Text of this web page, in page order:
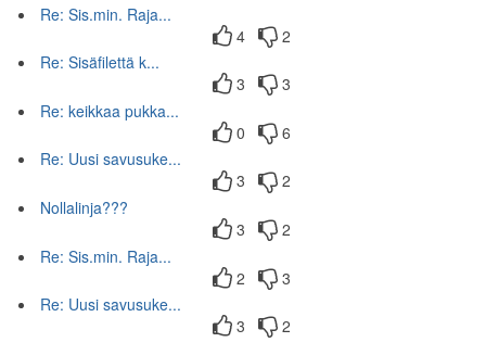
Re: Sis.min. Raja...
4
2
Re: Sisäfilettä k...
3
3
Re: keikkaa pukka...
0
6
Re: Uusi savusuke...
3
2
Nollalinja???
3
2
Re: Sis.min. Raja...
2
3
Re: Uusi savusuke...
3
2